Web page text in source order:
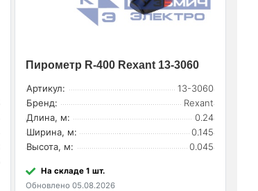
Пирометр R-400 Rexant 13-3060
Артикул:
13-3060
Бренд:
Rexant
Длина, м:
0.24
Ширина, м:
0.145
Высота, м:
0.045
На складе 1 шт.
Обновлено 05.08.2026